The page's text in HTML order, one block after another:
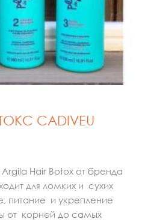
CADIVEU
Hair Botox от бренда
для ломких и сухих
питание и укрепление
от корней до самых